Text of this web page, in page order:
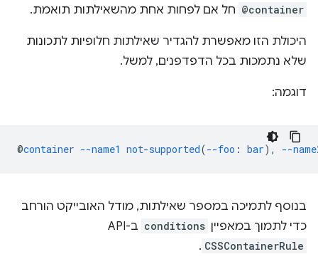
@container חל אם לפחות אחת מהשאילתות תואמת.
היכולת הזו מאפשרת להגדיר שאילתות חלופיות לתכונות
שלא נתמכות בכל הדפדפנים, למשל.
דוגמה:
@container --name1 not-supported(--foo : bar), --
בנוסף לתמיכה במספר שאילתות, מודל האובייקט הורחב
כדי לתמוך במאפיין conditions ב-API‏
CSSContainerRule
.